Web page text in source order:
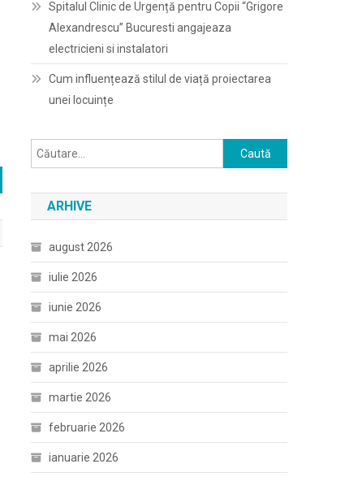
Spitalul Clinic de Urgență pentru Copii “Grigore
Alexandrescu” Bucuresti angajeaza
electricieni si instalatori
Cum influențează stilul de viață proiectarea
unei locuințe
Caută
după:
ARHIVE
august 2026
iulie 2026
iunie 2026
mai 2026
aprilie 2026
martie 2026
februarie 2026
ianuarie 2026